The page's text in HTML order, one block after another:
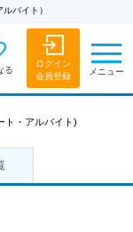
バイト）
る
ログイン
会員登録
メニュー
ト・アルバイト)